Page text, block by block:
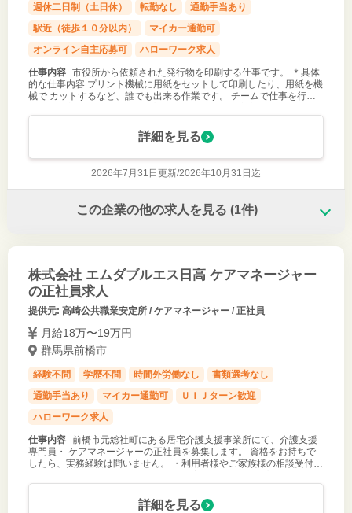
週休二日制（土日休）
転勤なし
通勤手当あり
駅近（徒歩１０分以内）
マイカー通勤可
オンライン自主応募可
ハローワーク求人
仕事内容 市役所から依頼された発行物を印刷する仕事です。 ＊具体
的な仕事内容 プリント機械に用紙をセットして印刷したり、用紙を機
械で カットするなど、誰でも出来る作業です。 チームで仕事を行
※未経験者大歓
詳細を見る
2026年7月31日更新/2026年10月31日迄
この企業の他の求人を見る (1件)
株式会社 エムダブルエス日高 ケアマネージャー
の正社員求人
提供元: 高崎公共職業安定所 / ケアマネージャー / 正社員
月給18万〜19万円
群馬県前橋市
経験不問 学歴不問 時間外労働なし
書類選考なし
通勤手当あり
マイカー通勤可
ＵＩＪターン歓迎
ハローワーク求人
仕事内容 前橋市元総社町にある居宅介護支援事業所にて、介護支援
専門員・ ケアマネージャーの正社員を募集します。 資格をお持ちで
したら、実務経験は問いません。 ・利用者様やご家族様の相談受付、
務 ・サービス提
詳細を見る